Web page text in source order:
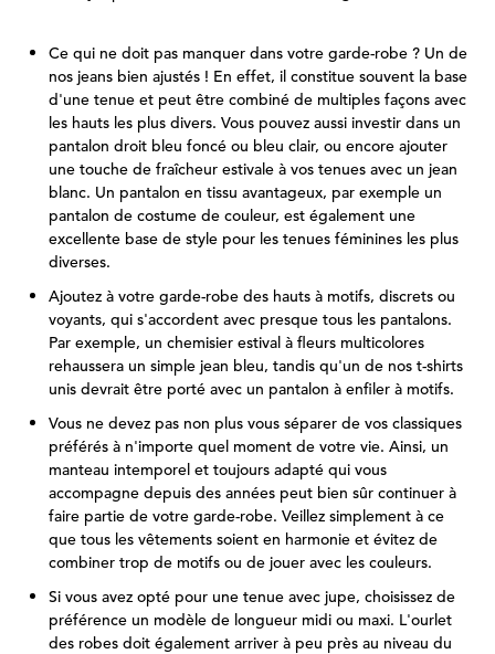
Ce qui ne doit pas manquer dans votre garde-robe ? Un de
nos jeans bien ajustés ! En effet, il constitue souvent la base
d'une tenue et peut être combiné de multiples façons avec
les hauts les plus divers. Vous pouvez aussi investir dans un
pantalon droit bleu foncé ou bleu clair, ou encore ajouter
une touche de fraîcheur estivale à vos tenues avec un jean
blanc. Un pantalon en tissu avantageux, par exemple un
pantalon de costume de couleur, est également une
excellente base de style pour les tenues féminines les plus
diverses.
Ajoutez à votre garde-robe des hauts à motifs, discrets ou
voyants, qui s'accordent avec presque tous les pantalons.
Par exemple, un chemisier estival à fleurs multicolores
rehaussera un simple jean bleu, tandis qu'un de nos t-shirts
unis devrait être porté avec un pantalon à enfiler à motifs.
Vous ne devez pas non plus vous séparer de vos classiques
préférés à n'importe quel moment de votre vie. Ainsi, un
manteau intemporel et toujours adapté qui vous
accompagne depuis des années peut bien sûr continuer à
faire partie de votre garde-robe. Veillez simplement à ce
que tous les vêtements soient en harmonie et évitez de
combiner trop de motifs ou de jouer avec les couleurs.
Si vous avez opté pour une tenue avec jupe, choisissez de
préférence un modèle de longueur midi ou maxi. L'ourlet
des robes doit également arriver à peu près au niveau du